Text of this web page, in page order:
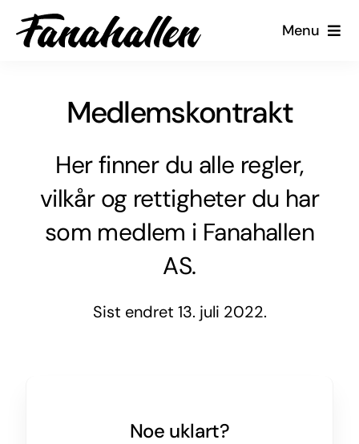
Skip
Menu
Arrangementer
Kalender
Kontakt oss
Min Side
Medlemskontrakt
Her finner du alle regler,
vilkår og rettigheter du har
som medlem i Fanahallen
AS.
Sist endret 13. juli 2022.
Noe uklart?